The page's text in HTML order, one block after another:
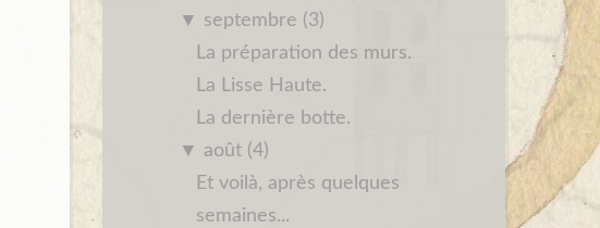
▼ septembre (3)
La préparation des murs.
La Lisse Haute.
La dernière botte.
▼ août (4)
Et voilà, après quelques
semaines...